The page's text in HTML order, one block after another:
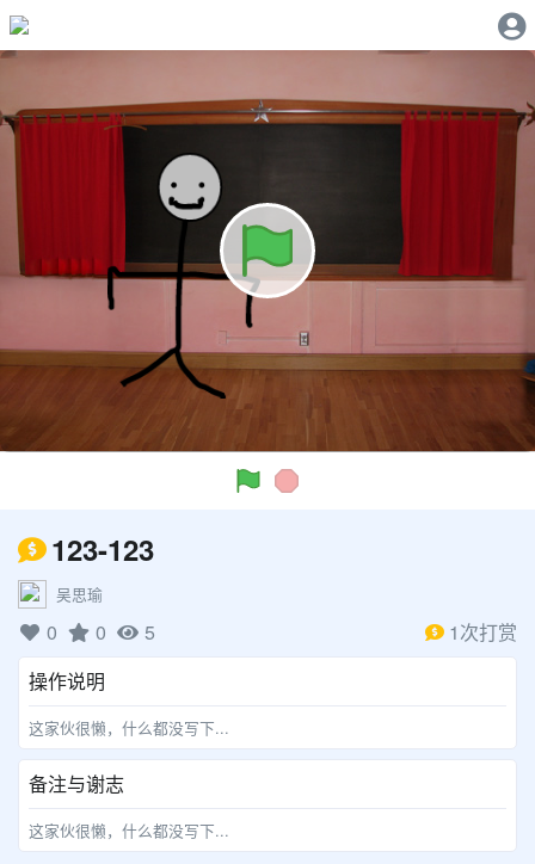
123-123
吴思瑜
0 0 5
1次打赏
操作说明
这家伙很懒，什么都没写下...
备注与谢志
这家伙很懒，什么都没写下...